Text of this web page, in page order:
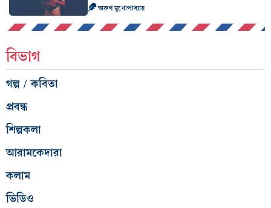
অরুণ মুখোপাধ্যায়
বিভাগ
গল্প / কবিতা
প্রবন্ধ
শিল্পকলা
আরামকেদারা
কলাম
ভিডিও